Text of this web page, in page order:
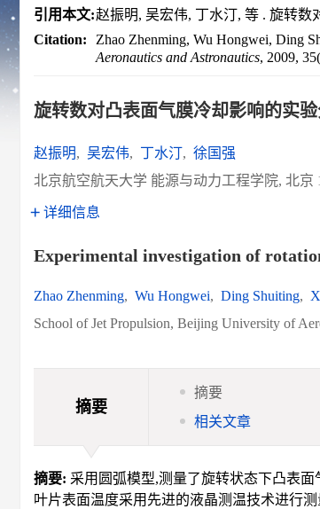
引用本文:赵振明, 吴宏伟, 丁水汀, 等 . 旋转数
Citation:
Zhao Zhenming, Wu Hongwei, Ding
Aeronautics and Astronautics, 2009,
旋转数对凸表面气膜冷却影响的实
赵振明, 吴宏伟, 丁水汀, 徐国强
北京航空航天大学 能源与动力工程学院, 北京
详细信息
Experimental investigation of
Zhao Zhenming, Wu Hongwei, Ding Shuiting,
School of Jet Propulsion, Beijing University of
摘要
摘要
相关文章
摘要: 采用圆弧模型,测量了旋转状态下凸表面
叶片表面温度采用先进的液晶测温技术进行